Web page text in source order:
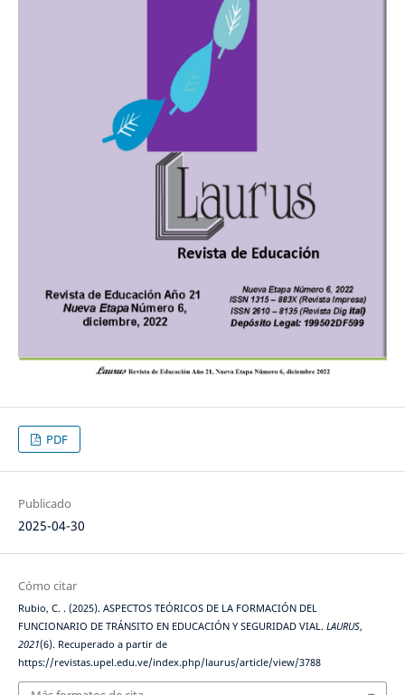
PDF
Publicado
2025-04-30
Cómo citar
Rubio, C. . (2025). ASPECTOS TEÓRICOS DE LA FORMACIÓN DEL
FUNCIONARIO DE TRÁNSITO EN EDUCACIÓN Y SEGURIDAD VIAL. LAURUS,
2021(6). Recuperado a partir de
https://revistas.upel.edu.ve/index.php/laurus/article/view/3788